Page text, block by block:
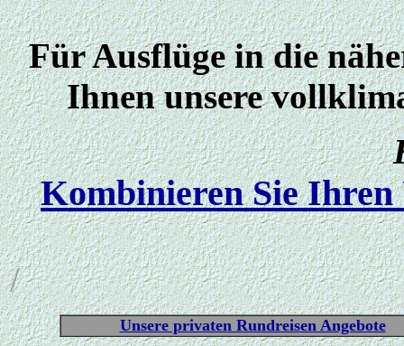
Für Ausflüge in die
Ihnen unsere
Kombinieren Sie
/
Unsere privaten Rundreisen Angebote